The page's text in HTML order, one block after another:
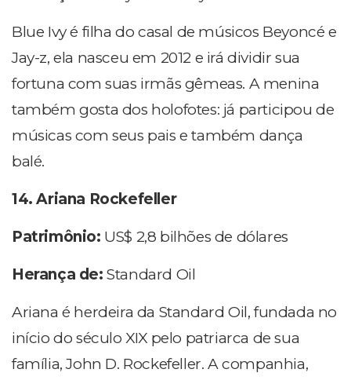
Blue Ivy é filha do casal de músicos Beyoncé e
Jay-z, ela nasceu em 2012 e irá dividir sua
fortuna com suas irmãs gêmeas. A menina
também gosta dos holofotes: já participou de
músicas com seus pais e também dança
balé.
14. Ariana Rockefeller
Patrimônio: US$ 2,8 bilhões de dólares
Herança de:Standard Oil
Ariana é herdeira da Standard Oil, fundada no
início do século XIX pelo patriarca de sua
família, John D. Rockefeller. A companhia,